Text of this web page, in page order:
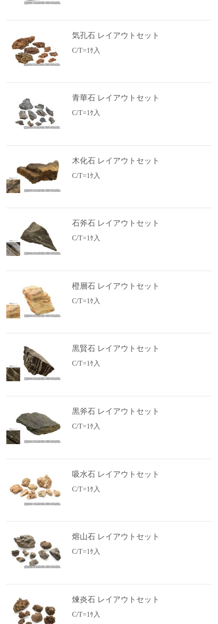
気孔石 レイアウトセット
C/T=1ｹ入
青華石 レイアウトセット
C/T=1ｹ入
木化石 レイアウトセット
C/T=1ｹ入
石斧石 レイアウトセット
C/T=1ｹ入
橙層石 レイアウトセット
C/T=1ｹ入
黒賢石 レイアウトセット
C/T=1ｹ入
黒斧石 レイアウトセット
C/T=1ｹ入
吸水石 レイアウトセット
C/T=1ｹ入
熔山石 レイアウトセット
C/T=1ｹ入
煉炎石 レイアウトセット
C/T=1ｹ入